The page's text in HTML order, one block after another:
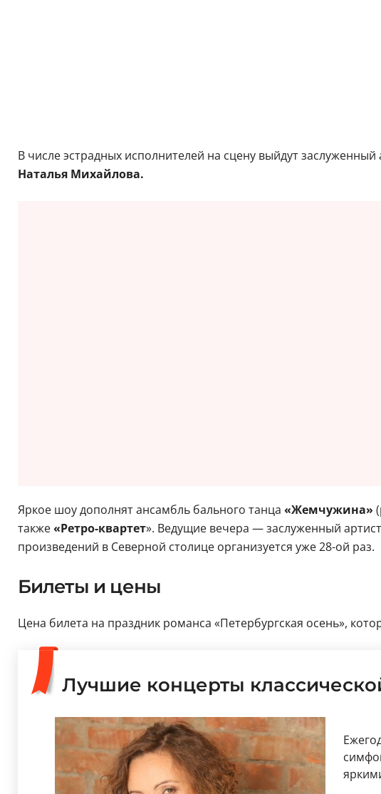
В числе эстрадных исполнителей на сцену выйдут заслуженный
Наталья Михайлова.
Яркое шоу дополнят ансамбль бального танца «Жемчужина»
также«Ретро-квартет». Ведущие вечера — заслуженный
произведений в Северной столице организуется уже 28-ой раз.
Билеты и цены
Цена билета на праздник романса «Петербургская осень»,
Лучшие концерты